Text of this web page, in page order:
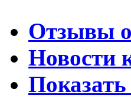
Отзывы
Новости